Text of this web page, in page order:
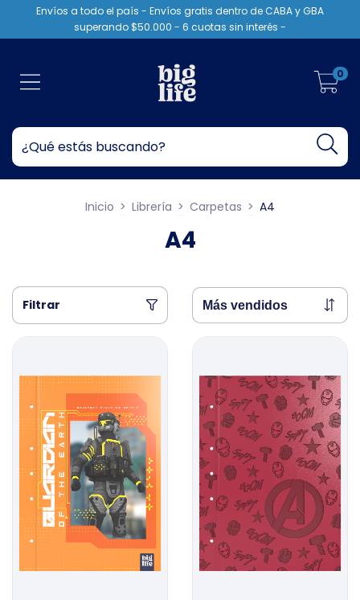
Envíos a todo el país - Envíos gratis dentro de CABA y GBA
superando $50.000 - 6 cuotas sin interés -
0
Inicio > Librería > Carpetas > A4
A4
Filtrar